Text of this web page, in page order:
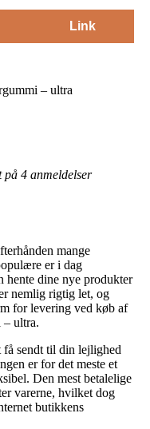
Link
– ultra
på 4 anmeldelser
mange
er i dag
hente dine nye produkter
nemlig rigtig let, og
for levering ved køb af
– ultra.
sendt til din lejlighed
er for det meste et
Den mest betalelige
varerne, hvilket dog
butikkens